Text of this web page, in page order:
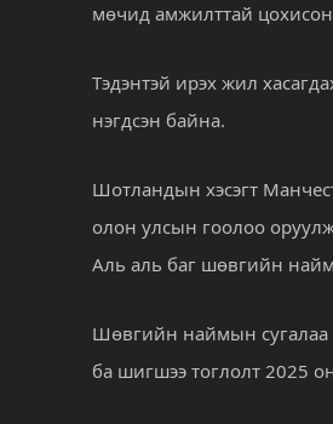
мөчид амжилттай цохисон
Тэдэнтэй ирэх жил
нэгдсэн байна.
Шотландын хэсэгт
олон улсын гоолоо
Аль аль баг шөвгийн
Шөвгийн наймын сугалаа
ба шигшээ тоглолт 2025